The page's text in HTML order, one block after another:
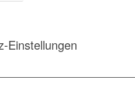
Einstellungen